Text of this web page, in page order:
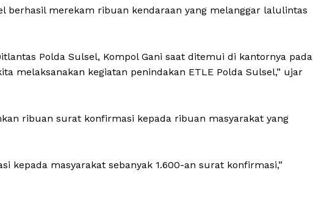
berhasil merekam ribuan kendaraan yang melanggar lalulintas
Polda Sulsel, Kompol Gani saat ditemui di kantornya pada
melaksanakan kegiatan penindakan ETLE Polda Sulsel,” ujar
ribuan surat konfirmasi kepada ribuan masyarakat yang
kepada masyarakat sebanyak 1.600-an surat konfirmasi,”